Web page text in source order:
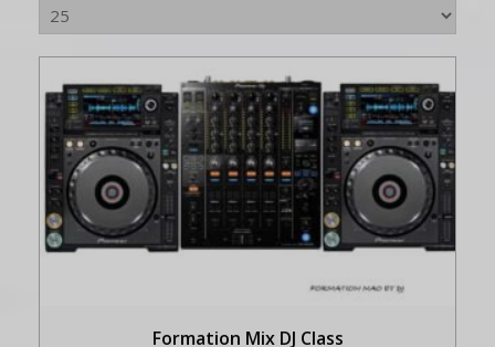
Formation Mix DJ Class